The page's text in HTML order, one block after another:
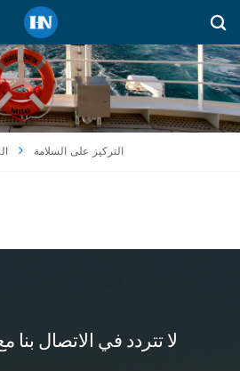
العربية
التركيز على السلامة
لا تتردد في الاتصال بنا